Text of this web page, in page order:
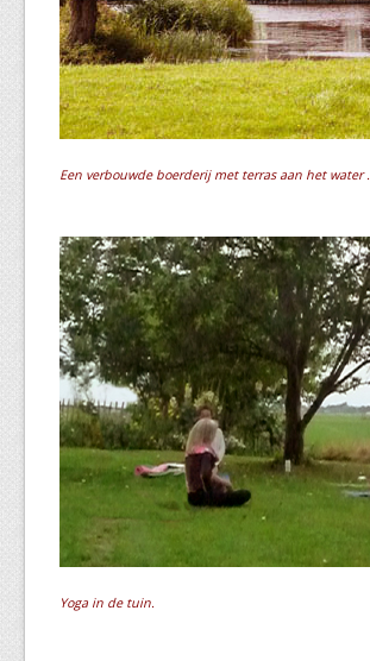
Een verbouwde boerderij met terras aan het water .
Yoga in de tuin.